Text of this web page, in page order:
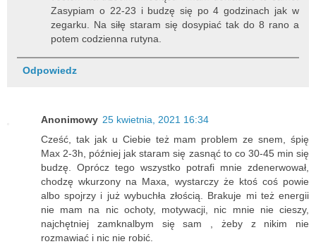
Zasypiam o 22-23 i budzę się po 4 godzinach jak w
zegarku. Na siłę staram się dosypiać tak do 8 rano a
potem codzienna rutyna.
Odpowiedz
Anonimowy 25 kwietnia, 2021 16:34
Cześć, tak jak u Ciebie też mam problem ze snem, śpię
Max 2-3h, później jak staram się zasnąć to co 30-45 min się
budzę. Oprócz tego wszystko potrafi mnie zdenerwował,
chodzę wkurzony na Maxa, wystarczy że ktoś coś powie
albo spojrzy i już wybuchła złością. Brakuje mi też energii
nie mam na nic ochoty, motywacji, nic mnie nie cieszy,
najchętniej zamknalbym się sam , żeby z nikim nie
rozmawiać i nic nie robić.